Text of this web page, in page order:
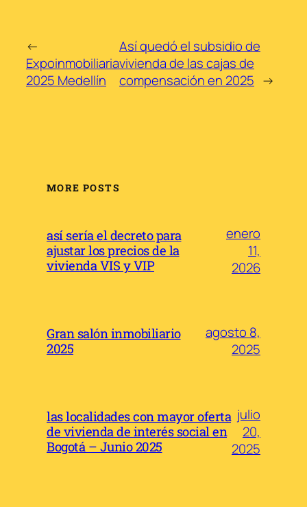
←
Expoinmobiliaria
2025 Medellín
Así quedó el subsidio de
vivienda de las cajas de
compensación en 2025 →
MORE POSTS
así sería el decreto para
ajustar los precios de la
vivienda VIS y VIP
enero
11,
2026
Gran salón inmobiliario
2025
agosto 8,
2025
las localidades con mayor oferta
de vivienda de interés social en
Bogotá – Junio 2025
julio
20,
2025